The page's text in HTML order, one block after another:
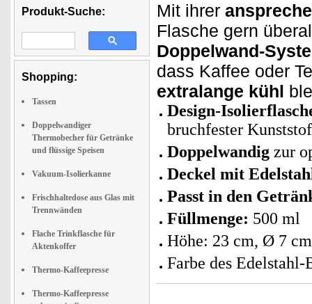
Produkt-Suche:
Shopping:
Tassen
Doppelwandiger
Thermobecher für Getränke
und flüssige Speisen
Vakuum-Isolierkanne
Frischhaltedose aus Glas mit
Trennwänden
Flache Trinkflasche für
Aktenkoffer
Thermo-Kaffeepresse
Thermo-Kaffeepresse
Mit ihrer
Flasche gern
Doppelwand-
dass Kaffee oder
extralange kühl
Design-
bruchfester
Doppelwandig zur
Deckel mit
Passt in den
Füllmenge: 500 ml
Höhe: 23 cm, Ø 7
Farbe des